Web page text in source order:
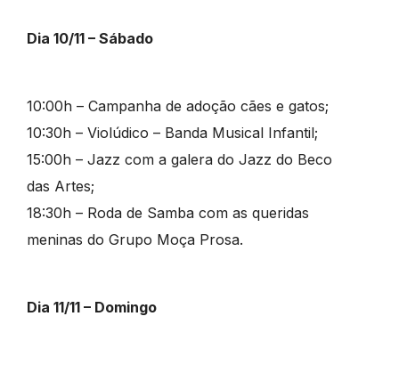
Dia 10/11 – Sábado
10:00h – Campanha de adoção cães e gatos;
10:30h – Violúdico – Banda Musical Infantil;
15:00h – Jazz com a galera do Jazz do Beco
das Artes;
18:30h – Roda de Samba com as queridas
meninas do Grupo Moça Prosa.
Dia 11/11 – Domingo